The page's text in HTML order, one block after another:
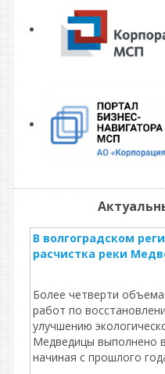
В волгоградском
расчистка реки
Более четверти
работ по
улучшению
Медведицы выполнено
начиная с прошлого